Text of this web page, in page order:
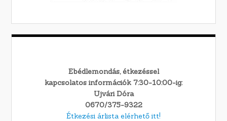
Ebédlemondás, étkezéssel
kapcsolatos információk 7:30-10:00-ig:
Ujvári Dóra
0670/375-9322
Étkezési árlista elérhető itt!